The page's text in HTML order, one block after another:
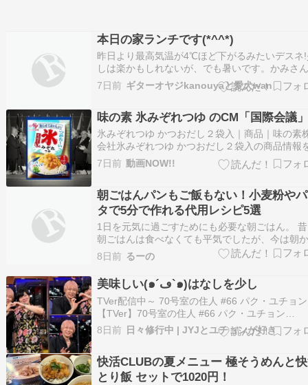
本日の家ランチです(*^^*)
昨日より最高気温が4℃ほど下がるみたいデスネ
しは楽かもしれないが、でも暑いです。かみさ
お昼は何にしますか?と聞くから、空かさず《そ
めん》と言いました。まあ支度するほうも、そ
7日前 ギターオヤジkanouyaと愛犬wan
味の素 氷みぞれつゆ のCM「国際会議
氷みぞれつゆ かつおだし２袋入｜商品｜味の素
会社氷みぞれつゆ かつおだし２袋入の商品情報
紹介します。原材料、栄養成分、アレルギー物
商品のご購入やレシピなど商品の詳しい情報は
の素 氷みぞれつゆ のC…
7日前 動画NOW!!
朝ごはんパンもご飯もない！小麦粉や
タで5分で作れる代用レシピ5選
1日を元気に過ごすためにも必要な朝ごはん。
朝ごはんは食べなくても平気でしたが、今は朝
しっかり食べないとパワーがでません。 でも、
よってはパンもない・ご飯もないときもありま
ね＞＜ 朝起きたら主食がない！ 買いに行く時間
ない！と焦ります。 でも、安心してください。
8日前 るーの
美味しい(๑´ڡ`๑)はなしを少し
TVer配信中～ 70号室の住人 #66 パク・ユチョン
【TVer】70号室の住人 #66 パク・ユチョン
【TVer】70号室の住人
https://tver.jp/series/srieavkuu4パク・ユチョン
8日前 日々修行中 | JYJとユチョンが好き
快活CLUBの夏メニュー 極そうめんと
とり飯 セットで1020円！